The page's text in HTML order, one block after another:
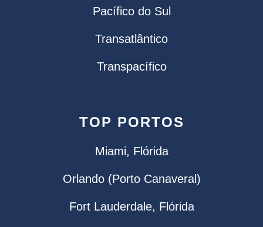
Pacífico do Sul
Transatlântico
Transpacífico
TOP PORTOS
Miami, Flórida
Orlando (Porto Canaveral)
Fort Lauderdale, Flórida